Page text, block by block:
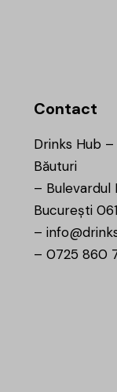
Contact
Drinks Hub
Băuturi
– Bulevardul
București
–
– 0725 860